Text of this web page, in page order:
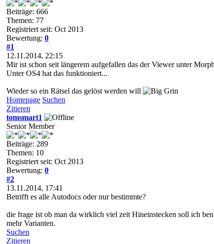
Beiträge: 666
Themen: 77
Registriert seit: Oct 2013
Bewertung: 0
#1
12.11.2014, 22:15
Mir ist schon seit längerem aufgefallen das der Viewer unter
Unter OS4 hat das funktioniert...
Wieder so ein Rätsel das gelöst werden will
Homepage Suchen
Zitieren
tomsmart1
Senior Member
Beiträge: 289
Themen: 10
Registriert seit: Oct 2013
Bewertung: 0
#2
13.11.2014, 17:41
Betrifft es alle Autodocs oder nur bestimmte?
die frage ist ob man da wirklich viel zeit Hineinstecken soll ich
mehr Varianten.
Suchen
Zitieren